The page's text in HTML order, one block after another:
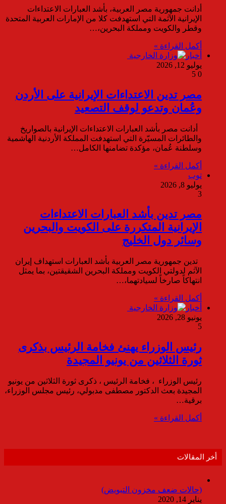
أدانت جمهورية مصر العربية، بأشد العبارات الاعتداءات
الإيرانية الآثمة التي استهدفت كلا من الإمارات العربية المتحدة
وقطر والكويت ومملكة البحرين،…
أكمل القراءة »
أخبار
يوليو 12, 2026
0
مصر تدين الاعتداءات الإيرانية على الأردن
وعُمان وتدعو لوقف التصعيد
أدانت مصر بأشد العبارات الاعتداءات الإيرانية بالصواريخ
والطائرات المسيّرة التي استهدفت المملكة الأردنية الهاشمية
وسلطنة عُمان، مؤكدة تضامنها الكامل…
أكمل القراءة »
توب
يوليو 8, 2026
3
مصر تدين بأشد العبارات الاعتداءات
الإيرانية المتكررة على الكويت والبحرين
وسائر دول الخليج
تدين جمهورية مصر العربية بأشد العبارات استهداف إيران
الآثم لدولتي الكويت ومملكة البحرين الشقيقتين، بما يمثل
انتهاكاً صارخاً لسيادتهما،…
أكمل القراءة »
أخبار
يونيو 28, 2026
5
رئيس الوزراء يهنئ فخامة الرئيس بذكرى
ثورة الثلاثين من يونيو المجيدة
رئيس الوزراء ، فخامة الرئيس ، ذكرى ثورة الثلاثين من يونيو
المجيدة بعث الدكتور مصطفى مدبولي، رئيس مجلس الوزراء،
برقية…
أكمل القراءة »
أخر المقالات
(حالات ضعف مخزون التبويض)
يناير 14, 2020